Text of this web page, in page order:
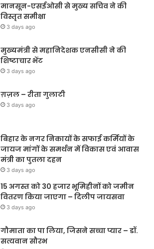
मानसून-एसईओसी से मुख्य सचिव ने की
विस्तृत समीक्षा
3 days ago
मुख्यमंत्री से महानिदेशक एनसीसी ने की
शिष्टाचार भेंट
3 days ago
ग़ज़ल – रीता गुलाटी
3 days ago
बिहार के नगर निकायों के सफाई कर्मियों के
जायज मांगों के समर्थन में विकास एवं आवास
मंत्री का पुतला दहन
3 days ago
15 अगस्त को 30 हजार भूमिहीनों को जमीन
वितरण किया जाएगा – दिलीप जायसवा
3 days ago
गौमाता का पा लिया, जिसने सच्चा प्यार – डॉ.
सत्यवान सौरभ